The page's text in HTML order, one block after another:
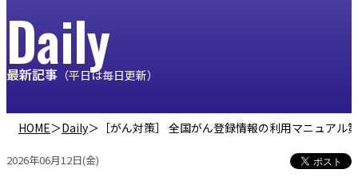
Daily
最新記事 （平日は毎日更新）
HOME＞Daily＞ ［がん対策］ 全国がん登録情報の利用マニュア
2026年06月12日(金)